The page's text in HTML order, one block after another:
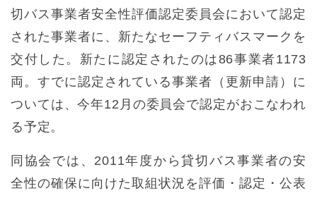
切バス事業者安全性評価認定委員会において認定
された事業者に、新たなセーフティバスマークを
交付した。新たに認定されたのは86事業者1173
両。すでに認定されている事業者（更新申請）に
ついては、今年12月の委員会で認定がおこなわれ
る予定。
同協会では、2011年度から貸切バス事業者の安
全性の確保に向けた取組状況を評価・認定・公表